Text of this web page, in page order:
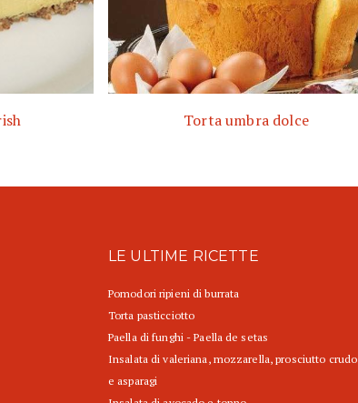
Torta umbra dolce
LE ULTIME RICETTE
Pomodori ripieni di burrata
Torta pasticciotto
Paella di funghi - Paella de setas
Insalata di valeriana, mozzarella, prosciutto crudo
e asparagi